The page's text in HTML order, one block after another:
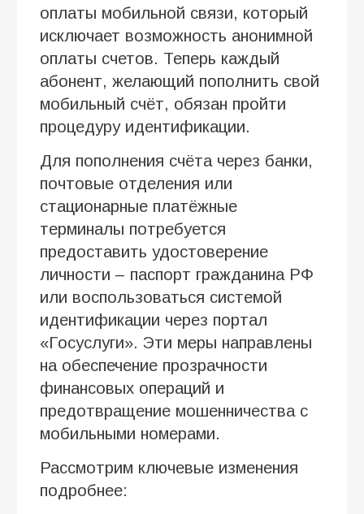
оплаты мобильной связи, который
исключает возможность анонимной
оплаты счетов. Теперь каждый
абонент, желающий пополнить свой
мобильный счёт, обязан пройти
процедуру идентификации.
Для пополнения счёта через банки,
почтовые отделения или
стационарные платёжные
терминалы потребуется
предоставить удостоверение
личности – паспорт гражданина РФ
или воспользоваться системой
идентификации через портал
«Госуслуги». Эти меры направлены
на обеспечение прозрачности
финансовых операций и
предотвращение мошенничества с
мобильными номерами.
Рассмотрим ключевые изменения
подробнее: